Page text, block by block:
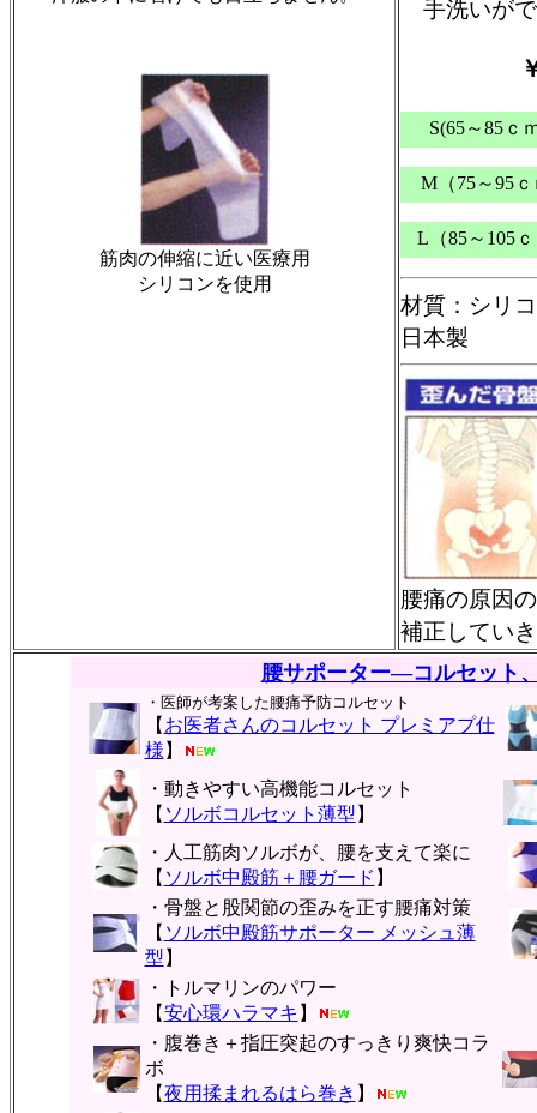
筋肉の伸縮に近い医療用
シリコンを使用
手洗いが
S(65～85ｃ
M（75～95
L（85～105
材質：シリ
日本製
腰痛の原因
補正してい
腰サポーター―コルセット
・医師が考案した腰痛予防コルセット
【 お医者さんのコルセット プレミアプ仕
様 】
・動きやすい高機能コルセット
【 ソルボコルセット薄型 】
・人工筋肉ソルボが、腰を支えて楽に
【 ソルボ中殿筋＋腰ガード 】
・骨盤と股関節の歪みを正す腰痛対策
【 ソルボ中殿筋サポーター メッシュ薄
型 】
・トルマリンのパワー
【安心環ハラマキ 】
・腹巻き＋指圧突起のすっきり爽快コラ
ボ
【夜用揉まれるはら巻き 】